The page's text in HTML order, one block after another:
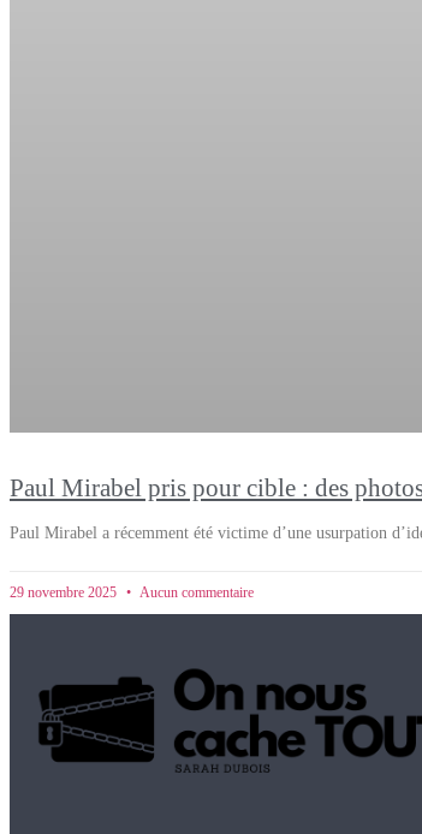
Paul Mirabel pris pour cible : des
Paul Mirabel a récemment été victime d’une usurpation
29 novembre 2025 Aucun commentaire